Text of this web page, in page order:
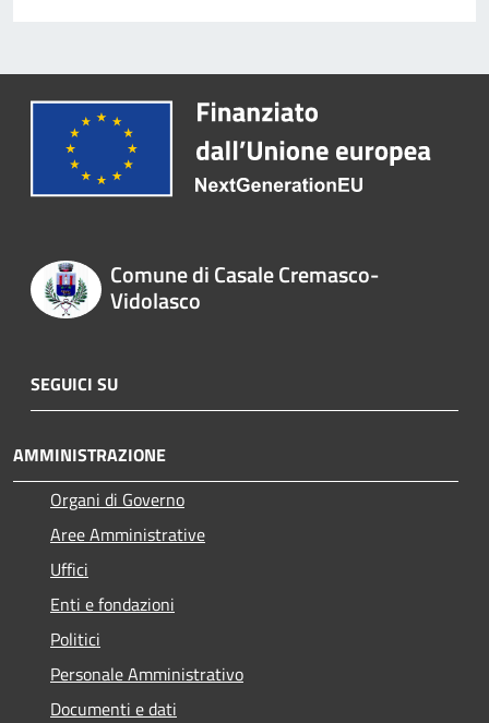
Comune di Casale Cremasco-
Vidolasco
SEGUICI SU
AMMINISTRAZIONE
Organi di Governo
Aree Amministrative
Uffici
Enti e fondazioni
Politici
Personale Amministrativo
Documenti e dati